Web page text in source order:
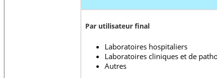
Par utilisateur final
Laboratoires hospitaliers
Laboratoires cliniques et de
Autres